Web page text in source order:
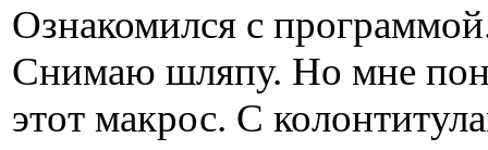
Ознакомился с
Снимаю шляпу. Но мне
этот макрос. С